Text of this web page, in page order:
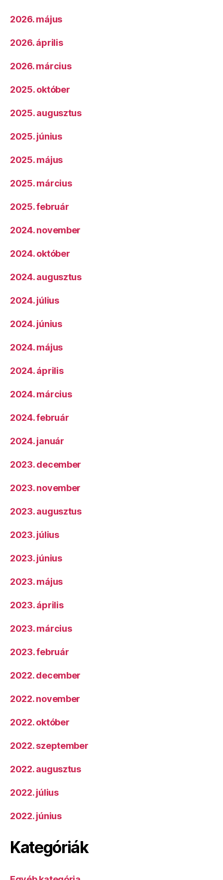
2026. május
2026. április
2026. március
2025. október
2025. augusztus
2025. június
2025. május
2025. március
2025. február
2024. november
2024. október
2024. augusztus
2024. július
2024. június
2024. május
2024. április
2024. március
2024. február
2024. január
2023. december
2023. november
2023. augusztus
2023. július
2023. június
2023. május
2023. április
2023. március
2023. február
2022. december
2022. november
2022. október
2022. szeptember
2022. augusztus
2022. július
2022. június
Kategóriák